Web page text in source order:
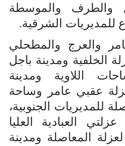
والطرف والموسطة
للمديريات الشرقية.
والعرج والمطحلي
الخلفية ومدينة باجل
اللاوية ومدينة
عقبي عامر وساحة
للمديريات الجنوبية،
العبادية العليا
المعاصلة ومدينة